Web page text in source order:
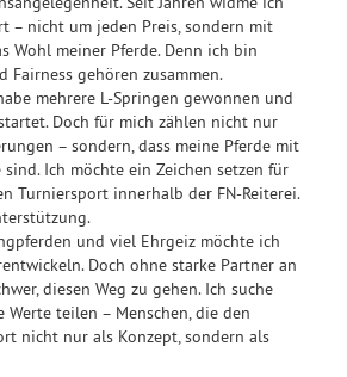
– nicht um jeden Preis, sondern mit
Wohl meiner Pferde. Denn ich bin
Fairness gehören zusammen.
mehrere L-Springen gewonnen und
Doch für mich zählen nicht nur
– sondern, dass meine Pferde mit
sind. Ich möchte ein Zeichen setzen für
Turniersport innerhalb der FN-Reiterei.
und viel Ehrgeiz möchte ich
Doch ohne starke Partner an
diesen Weg zu gehen. Ich suche
Werte teilen – Menschen, die den
nicht nur als Konzept, sondern als